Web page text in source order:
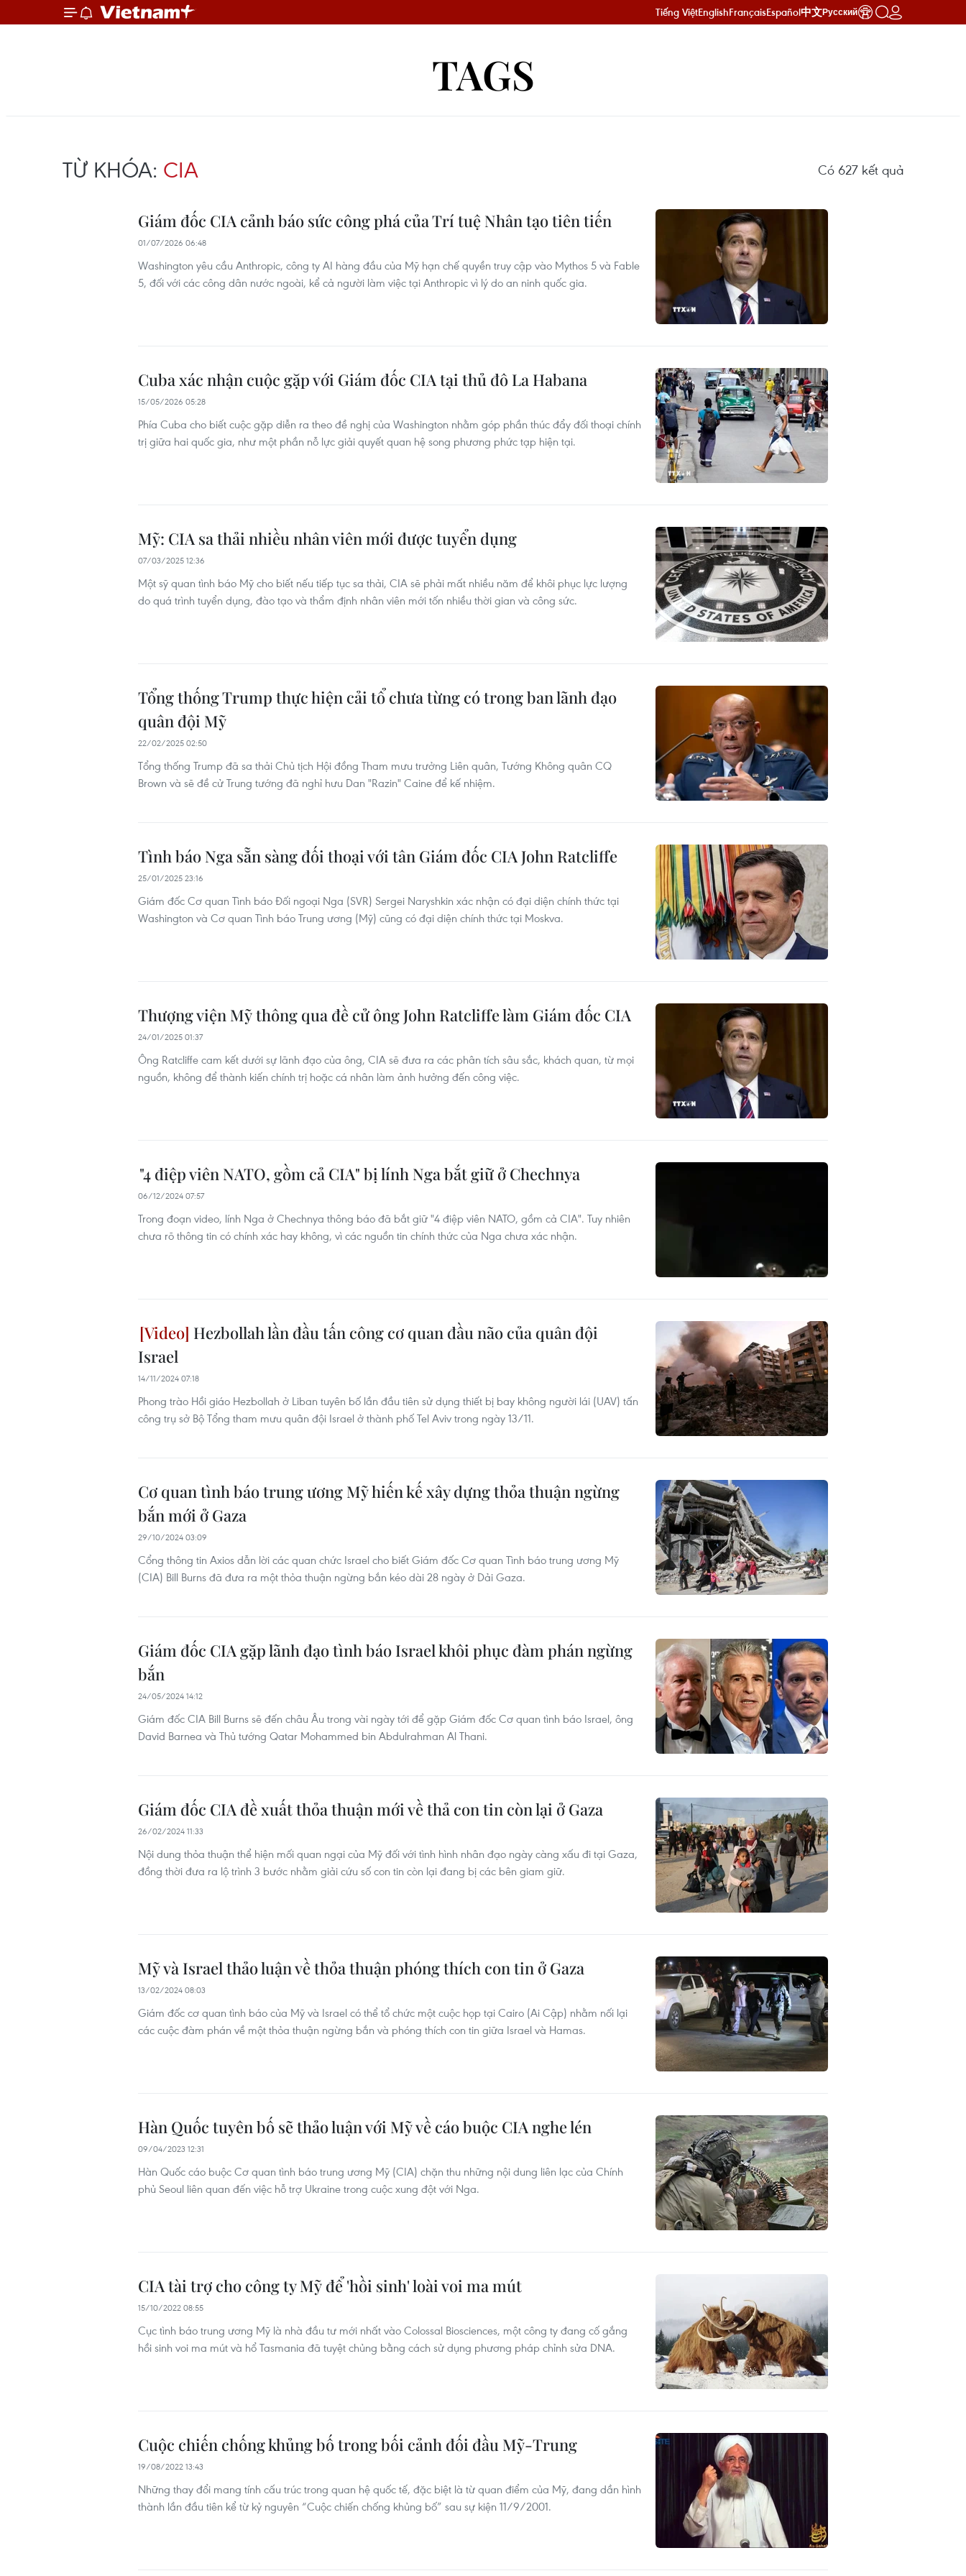
Tiếng ViệtEnglishFrançaisEspañol中文Русский
TAGS
TỪ KHÓA: CIA Có 627 kết quả
Giám đốc CIA cảnh báo sức công phá của Trí tuệ Nhân tạo tiên tiến
01/07/2026 06:48
Washington yêu cầu Anthropic, công ty AI hàng đầu của Mỹ hạn chế quyền truy cập vào Mythos 5 và Fable
5, đối với các công dân nước ngoài, kể cả người làm việc tại Anthropic vì lý do an ninh quốc gia.
Cuba xác nhận cuộc gặp với Giám đốc CIA tại thủ đô La Habana
15/05/2026 05:28
Phía Cuba cho biết cuộc gặp diễn ra theo đề nghị của Washington nhằm góp phần thúc đẩy đối thoại chính
trị giữa hai quốc gia, như một phần nỗ lực giải quyết quan hệ song phương phức tạp hiện tại.
Mỹ: CIA sa thải nhiều nhân viên mới được tuyển dụng
07/03/2025 12:36
Một sỹ quan tình báo Mỹ cho biết nếu tiếp tục sa thải, CIA sẽ phải mất nhiều năm để khôi phục lực lượng
do quá trình tuyển dụng, đào tạo và thẩm định nhân viên mới tốn nhiều thời gian và công sức.
Tổng thống Trump thực hiện cải tổ chưa từng có trong ban lãnh đạo
quân đội Mỹ
22/02/2025 02:50
Tổng thống Trump đã sa thải Chủ tịch Hội đồng Tham mưu trưởng Liên quân, Tướng Không quân CQ
Brown và sẽ đề cử Trung tướng đã nghỉ hưu Dan "Razin" Caine để kế nhiệm.
Tình báo Nga sẵn sàng đối thoại với tân Giám đốc CIA John Ratcliffe
25/01/2025 23:16
Giám đốc Cơ quan Tình báo Đối ngoại Nga (SVR) Sergei Naryshkin xác nhận có đại diện chính thức tại
Washington và Cơ quan Tình báo Trung ương (Mỹ) cũng có đại diện chính thức tại Moskva.
Thượng viện Mỹ thông qua đề cử ông John Ratcliffe làm Giám đốc CIA
24/01/2025 01:37
Ông Ratcliffe cam kết dưới sự lãnh đạo của ông, CIA sẽ đưa ra các phân tích sâu sắc, khách quan, từ mọi
nguồn, không để thành kiến chính trị hoặc cá nhân làm ảnh hưởng đến công việc.
"4 điệp viên NATO, gồm cả CIA" bị lính Nga bắt giữ ở Chechnya
06/12/2024 07:57
Trong đoạn video, lính Nga ở Chechnya thông báo đã bắt giữ "4 điệp viên NATO, gồm cả CIA". Tuy nhiên
chưa rõ thông tin có chính xác hay không, vì các nguồn tin chính thức của Nga chưa xác nhận.
Hezbollah lần đầu tấn công cơ quan đầu não của quân đội
Israel
14/11/2024 07:18
Phong trào Hồi giáo Hezbollah ở Liban tuyên bố lần đầu tiên sử dụng thiết bị bay không người lái (UAV) tấn
công trụ sở Bộ Tổng tham mưu quân đội Israel ở thành phố Tel Aviv trong ngày 13/11.
Cơ quan tình báo trung ương Mỹ hiến kế xây dựng thỏa thuận ngừng
bắn mới ở Gaza
29/10/2024 03:09
Cổng thông tin Axios dẫn lời các quan chức Israel cho biết Giám đốc Cơ quan Tình báo trung ương Mỹ
(CIA) Bill Burns đã đưa ra một thỏa thuận ngừng bắn kéo dài 28 ngày ở Dải Gaza.
Giám đốc CIA gặp lãnh đạo tình báo Israel khôi phục đàm phán ngừng
bắn
24/05/2024 14:12
Giám đốc CIA Bill Burns sẽ đến châu Âu trong vài ngày tới để gặp Giám đốc Cơ quan tình báo Israel, ông
David Barnea và Thủ tướng Qatar Mohammed bin Abdulrahman Al Thani.
Giám đốc CIA đề xuất thỏa thuận mới về thả con tin còn lại ở Gaza
26/02/2024 11:33
Nội dung thỏa thuận thể hiện mối quan ngại của Mỹ đối với tình hình nhân đạo ngày càng xấu đi tại Gaza,
đồng thời đưa ra lộ trình 3 bước nhằm giải cứu số con tin còn lại đang bị các bên giam giữ.
Mỹ và Israel thảo luận về thỏa thuận phóng thích con tin ở Gaza
13/02/2024 08:03
Giám đốc cơ quan tình báo của Mỹ và Israel có thể tổ chức một cuộc họp tại Cairo (Ai Cập) nhằm nối lại
các cuộc đàm phán về một thỏa thuận ngừng bắn và phóng thích con tin giữa Israel và Hamas.
Hàn Quốc tuyên bố sẽ thảo luận với Mỹ về cáo buộc CIA nghe lén
09/04/2023 12:31
Hàn Quốc cáo buộc Cơ quan tình báo trung ương Mỹ (CIA) chặn thu những nội dung liên lạc của Chính
phủ Seoul liên quan đến việc hỗ trợ Ukraine trong cuộc xung đột với Nga.
CIA tài trợ cho công ty Mỹ để 'hồi sinh' loài voi ma mút
15/10/2022 08:55
Cục tình báo trung ương Mỹ là nhà đầu tư mới nhất vào Colossal Biosciences, một công ty đang cố gắng
hồi sinh voi ma mút và hổ Tasmania đã tuyệt chủng bằng cách sử dụng phương pháp chỉnh sửa DNA.
Cuộc chiến chống khủng bố trong bối cảnh đối đầu Mỹ-Trung
19/08/2022 13:43
Những thay đổi mang tính cấu trúc trong quan hệ quốc tế, đặc biệt là từ quan điểm của Mỹ, đang dần hình
thành lần đầu tiên kể từ kỷ nguyên “Cuộc chiến chống khủng bố” sau sự kiện 11/9/2001.